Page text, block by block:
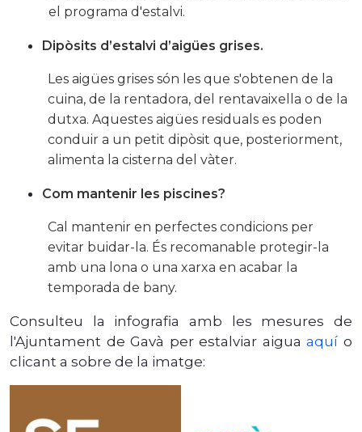
el programa d'estalvi.
Dipòsits d’estalvi d’aigües grises.
Les aigües grises són les que s'obtenen de la
cuina, de la rentadora, del rentavaixella o de la
dutxa. Aquestes aigües residuals es poden
conduir a un petit dipòsit que, posteriorment,
alimenta la cisterna del vàter.
Com mantenir les piscines?
Cal mantenir en perfectes condicions per
evitar buidar-la. És recomanable protegir-la
amb una lona o una xarxa en acabar la
temporada de bany.
Consulteu la infografia amb les mesures de
l'Ajuntament de Gavà per estalviar aiguaaquí o
clicant a sobre de la imatge: